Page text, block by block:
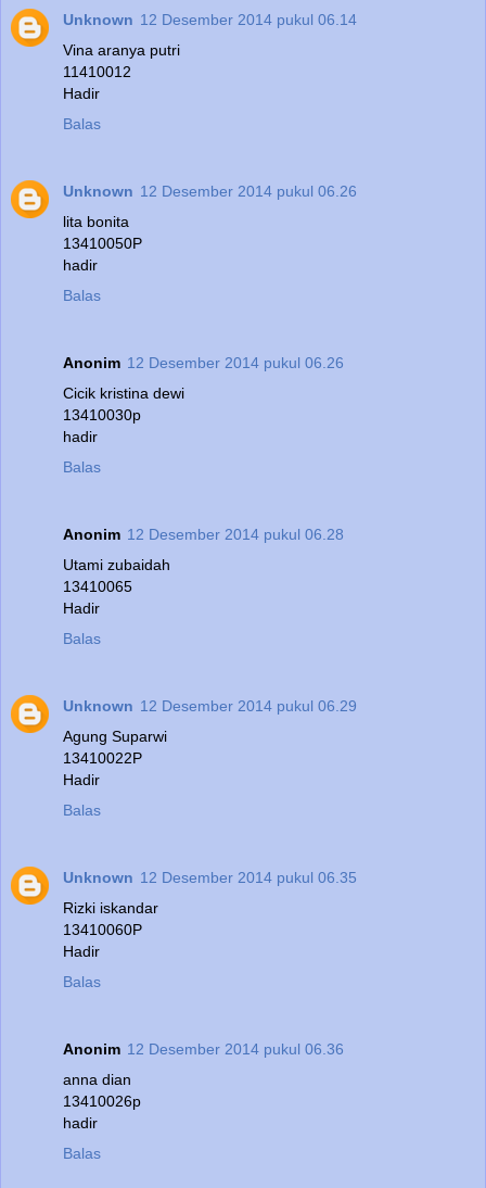
Unknown 12 Desember 2014 pukul 06.14
Vina aranya putri
11410012
Hadir
Balas
Unknown 12 Desember 2014 pukul 06.26
lita bonita
13410050P
hadir
Balas
Anonim 12 Desember 2014 pukul 06.26
Cicik kristina dewi
13410030p
hadir
Balas
Anonim 12 Desember 2014 pukul 06.28
Utami zubaidah
13410065
Hadir
Balas
Unknown 12 Desember 2014 pukul 06.29
Agung Suparwi
13410022P
Hadir
Balas
Unknown 12 Desember 2014 pukul 06.35
Rizki iskandar
13410060P
Hadir
Balas
Anonim 12 Desember 2014 pukul 06.36
anna dian
13410026p
hadir
Balas